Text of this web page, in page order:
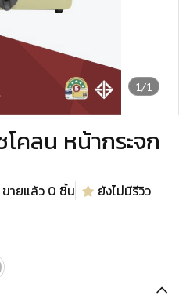
1/1
โคลน หน้ากระจก
ขายแล้ว 0 ชิ้น
ยังไม่มีรีวิว